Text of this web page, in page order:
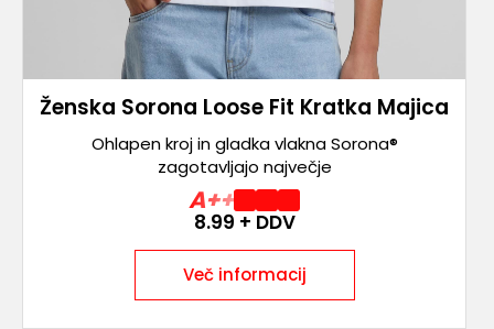
Ženska Sorona Loose Fit Kratka Majica
Ohlapen kroj in gladka vlakna Sorona®
zagotavljajo največje
A++
8.99 + DDV
Več informacij